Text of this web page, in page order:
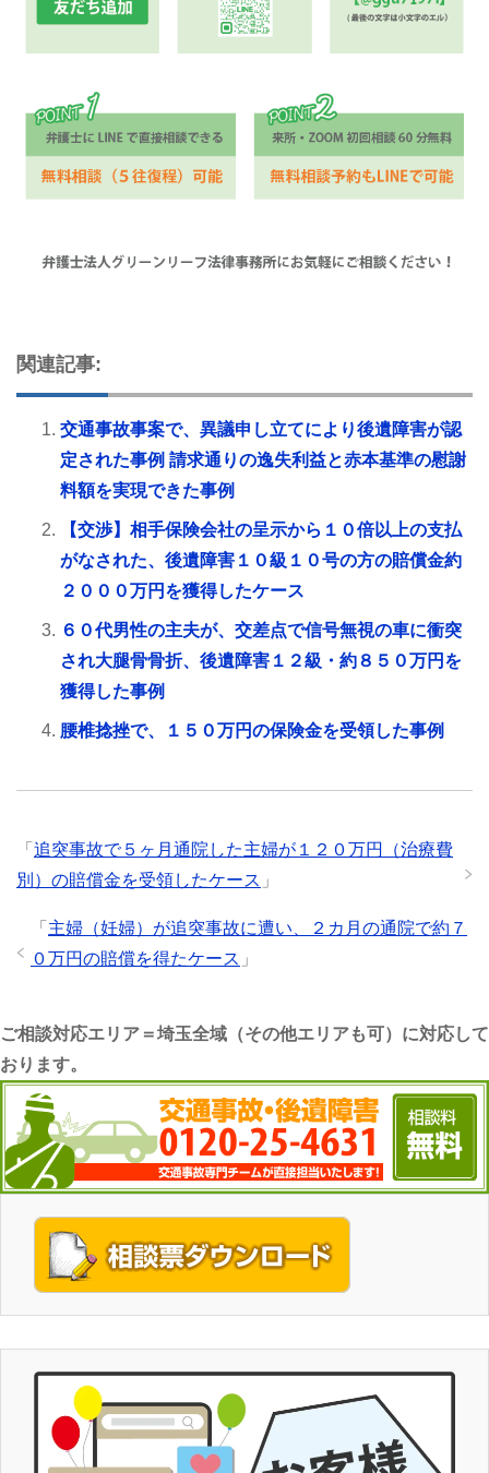
関連記事:
交通事故事案で、異議申し立てにより後遺障害が認
定された事例 請求通りの逸失利益と赤本基準の慰謝
料額を実現できた事例
【交渉】相手保険会社の呈示から１０倍以上の支払
がなされた、後遺障害１０級１０号の方の賠償金約
２０００万円を獲得したケース
６０代男性の主夫が、交差点で信号無視の車に衝突
され大腿骨骨折、後遺障害１２級・約８５０万円を
獲得した事例
腰椎捻挫で、１５０万円の保険金を受領した事例
「 追突事故で５ヶ月通院した主婦が１２０万円（治療費
別）の賠償金を受領したケース 」
「 主婦（妊婦）が追突事故に遭い、２カ月の通院で約７
０万円の賠償を得たケース 」
ご相談対応エリア＝埼玉全域（その他エリアも可）に対応して
おります。